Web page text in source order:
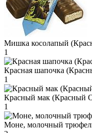
Мишка косолапый
1
Красная шапочка
1
Красный мак (Красный
1
Моне, молочный